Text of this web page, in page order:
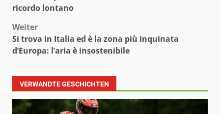
ricordo lontano
Weiter
Si trova in Italia ed è la zona più inquinata
d’Europa: l’aria è insostenibile
VERWANDTE GESCHICHTEN